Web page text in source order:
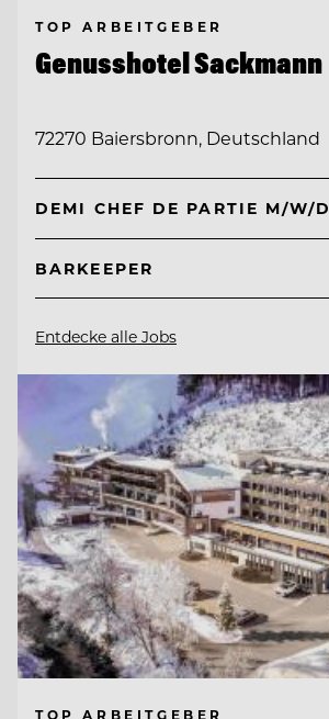
TOP ARBEITGEBER
Genusshotel Sackmann
72270 Baiersbronn, Deutschland
DEMI CHEF DE PARTIE M/W/D
BARKEEPER
Entdecke alle Jobs
TOP ARBEITGEBER